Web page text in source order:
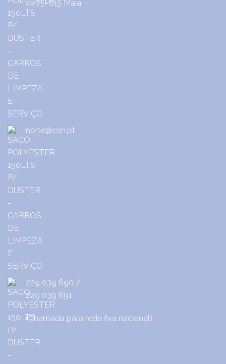
4475-615 Maia
norte@csh.pt
229 039 690 /
229 039 691
(Chamada para rede fixa nacional)